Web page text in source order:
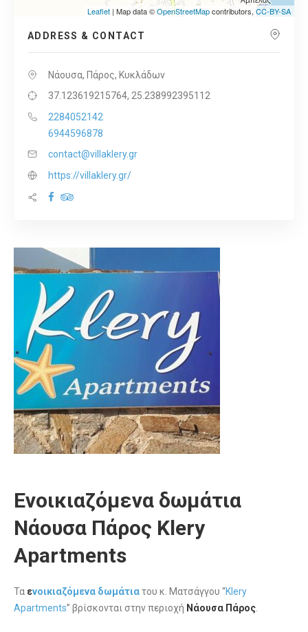
Leaflet | Map data ©OpenStreetMapcontributors, CC-BY-SA
ADDRESS & CONTACT
Νάουσα, Πάρος, Κυκλάδων
37.123619215764, 25.238992395112
2284052142
6944596878
contact@villaklery.gr
https://villaklery.gr/
Ενοικιαζόμενα δωμάτια
Νάουσα Πάρος Klery
Apartments
Τα ενοικιαζόμενα δωμάτιατου κ. Ματσάγγου “Klery
Apartments” βρίσκονται στην περιοχή Νάουσα Πάρος.